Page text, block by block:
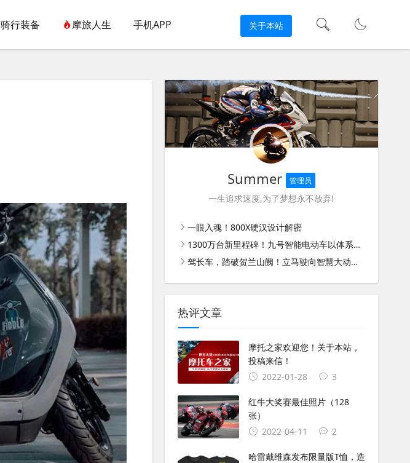
骑行装备 摩旅人生 手机APP 关于本站
Summer 管理员
一生追求速度,为了梦想永不放弃!
一眼入魂！800X硬汉设计解密
1300万台新里程碑！九号智能电动车以体系能力扩大领先优势
驾长车，踏破贺兰山阙！立马驶向智慧大动力新时代！
热评文章
摩托之家欢迎您！关于本站，
投稿来信！
2022-01-28
3
红牛大奖赛最佳照片（128
张）
2022-04-11
2
哈雷戴维森发布限量版T恤，造